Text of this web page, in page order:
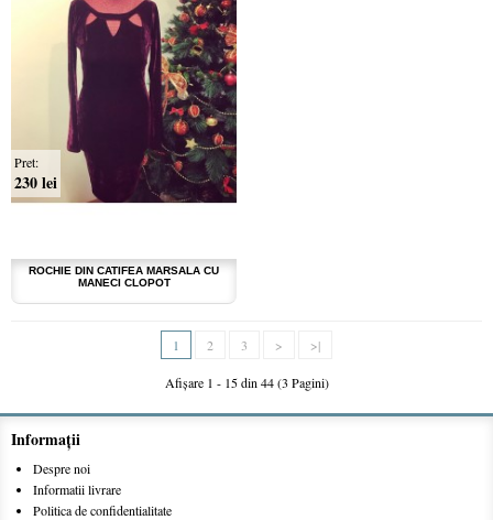
ROCHIE DIN CATIFEA MARSALA CU
MANECI CLOPOT
Pret:
230 lei
1 2 3 > >|
Afişare 1 - 15 din 44 (3 Pagini)
Informaţii
Despre noi
Informatii livrare
Politica de confidentialitate